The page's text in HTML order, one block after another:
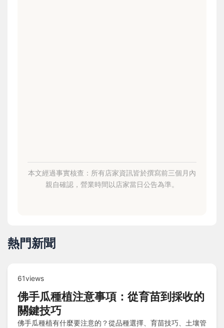
本文經過事實核查：所有店家資訊皆於撰寫前三個月內
親自確認，營業時間以店家當日公告為準。
熱門新聞
61views
佛手瓜種植注意事項：從育苗到採收的
關鍵技巧
佛手瓜種植有什麼要注意的？從品種選擇、育苗技巧、土壤管